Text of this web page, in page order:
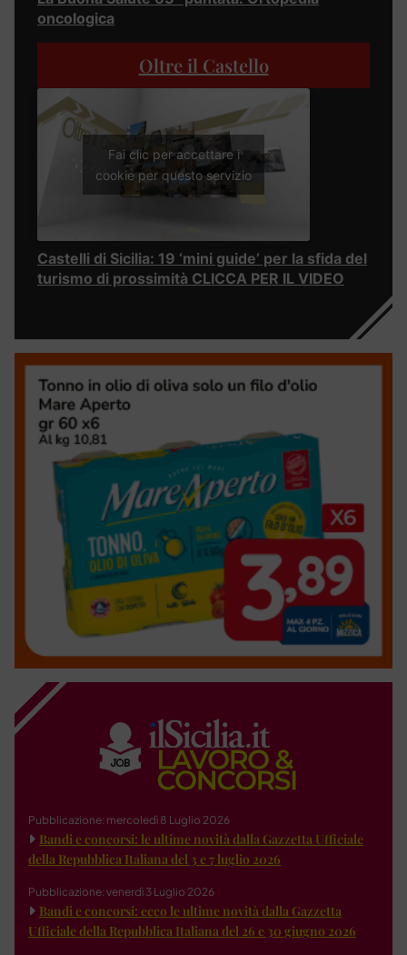
oncologica
Oltre il Castello
Fai clic per accettare i
cookie per questo servizio
Castelli di Sicilia: 19 ‘mini guide’ per la sfida del
turismo di prossimità CLICCA PER IL VIDEO
Pubblicazione: mercoledì 8 Luglio 2026
Bandi e concorsi: le ultime novità dalla Gazzetta Ufficiale
della Repubblica Italiana del 3 e 7 luglio 2026
Pubblicazione: venerdì 3 Luglio 2026
Bandi e concorsi: ecco le ultime novità dalla Gazzetta
Ufficiale della Repubblica Italiana del 26 e 30 giugno 2026